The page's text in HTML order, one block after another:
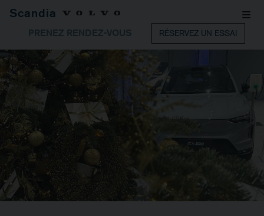
Scandia
PRENEZ RENDEZ-VOUS RÉSERVEZ UN ESSAI